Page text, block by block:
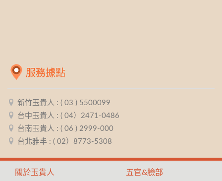
服務據點
新竹玉貴人 : ( 03 ) 5500099
台中玉貴人 : ( 04）2471-0486
台南玉貴人 : ( 06 ) 2999-000
台北雅丰 : ( 02）8773-5308
關於玉貴人 五官&臉部